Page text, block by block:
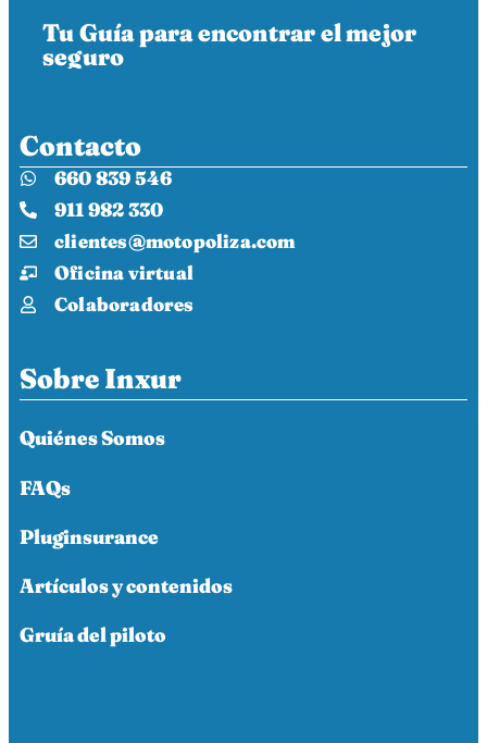
Tu Guía para encontrar el mejor
seguro
Contacto
660 839 546
911 982 330
clientes@motopoliza.com
Oficina virtual
Colaboradores
Sobre Inxur
Quiénes Somos
FAQs
Pluginsurance
Artículos y contenidos
Gruía del piloto